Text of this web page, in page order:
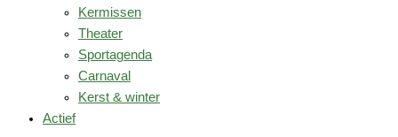
Kermissen
Theater
Sportagenda
Carnaval
Kerst & winter
Actief